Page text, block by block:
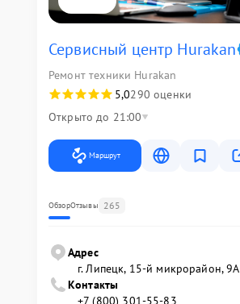
Сервисный центр Hurakan
Ремонт техники Hurakan
5,0290 оценки
Открыто до 21:00
Маршрут
ОбзорОтзывы 265
Адрес
г. Липецк, 15-й микрорайон, 9А
Контакты
+7 (800) 301-55-83